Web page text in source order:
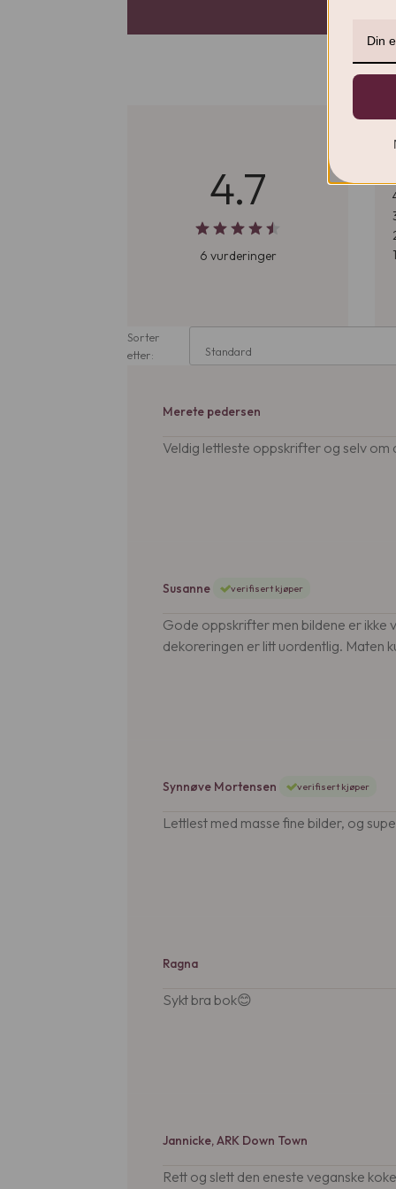
4.7
6 vurderinger 1
Sorter
etter:
Standard
Merete pedersen
Veldig lettleste oppskrifter og selv om
Susanne verifisert kjøper
Gode oppskrifter men bildene er ikke
dekoreringen er litt uordentlig. Maten
Synnøve Mortensen verifisert kjøper
Lettlest med masse fine bilder, og
Ragna
Sykt bra bok😊
Jannicke, ARK Down Town
Rett og slett den eneste veganske